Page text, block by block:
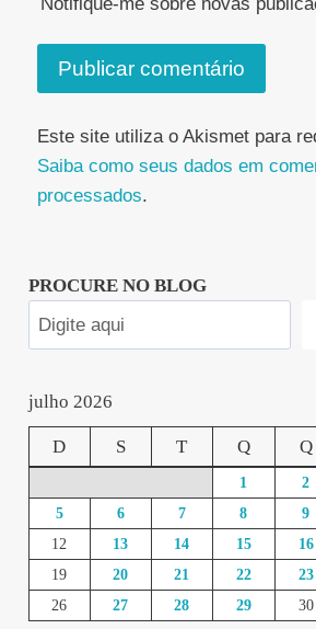
Este site utiliza o Akismet para
Saiba como seus dados em
processados.
PROCURE NO BLOG
julho 2026
D S T Q Q
1 2
5
6 7 8 9
12
13 14 15 16
19
20 21 22 23
26
27 28 29 30